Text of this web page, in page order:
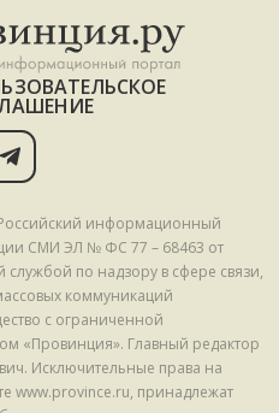
информационный
СМИ ЭЛ № ФС 77 – 68463 от
по надзору в сфере связи,
коммуникаций
с ограниченной
«Провинция». Главный редактор
Исключительные права на
www.province.ru, принадлежат